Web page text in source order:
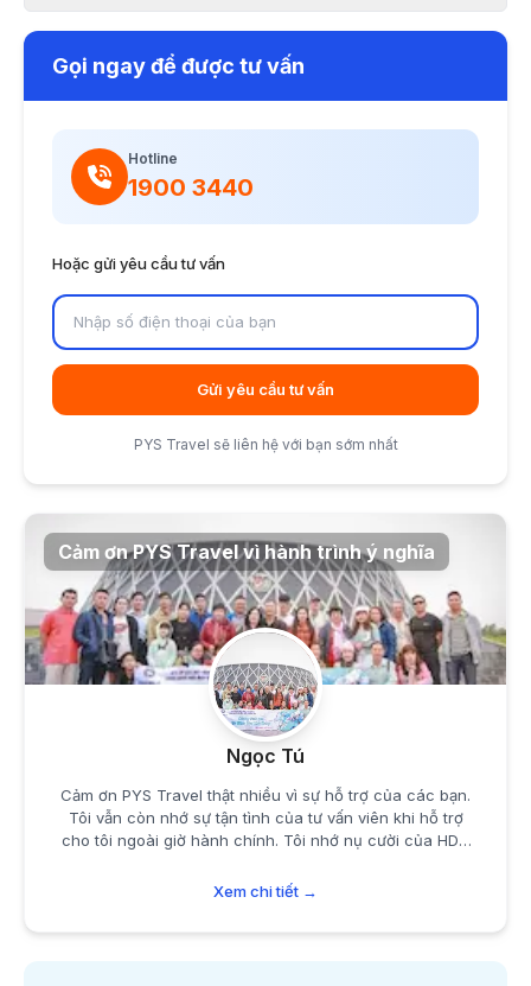
Gọi ngay để được tư vấn
Hotline
1900 3440
Hoặc gửi yêu cầu tư vấn
Gửi yêu cầu tư vấn
PYS Travel sẽ liên hệ với bạn sớm nhất
Cảm ơn PYS Travel vì hành trình ý nghĩa
Ngọc Tú
Cảm ơn PYS Travel thật nhiều vì sự hỗ trợ của các bạn.
Tôi vẫn còn nhớ sự tận tình của tư vấn viên khi hỗ trợ
cho tôi ngoài giờ hành chính. Tôi nhớ nụ cười của HDV
từng thành viên trong đoàn.
Xem chi tiết →